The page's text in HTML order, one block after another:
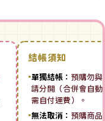
結帳須知
▪單獨結帳： 預購勿與
請分開（合併會自
需自付運費）。
▪無法取消： 預購商品